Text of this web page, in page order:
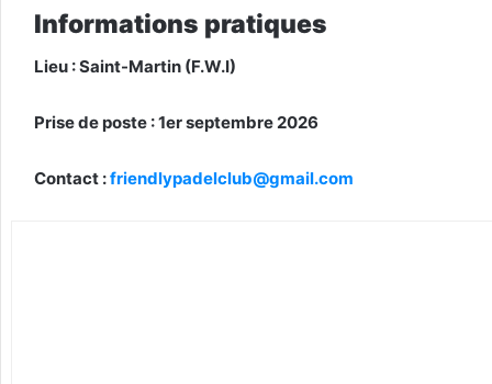
Informations pratiques
Lieu : Saint-Martin (F.W.I)
Prise de poste : 1er septembre 2026
Contact :friendlypadelclub@gmail.com